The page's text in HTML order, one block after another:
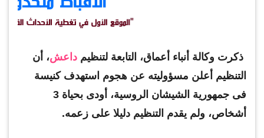
ذكرت وكالة أنباء أعماق، التابعة لتنظيم داعش، أن
التنظيم أعلن مسؤوليته عن هجوم استهدف كنيسة
فى جمهورية الشيشان الروسية، أودى بحياة 3
أشخاص، ولم يقدم التنظيم دليلا على زعمه.